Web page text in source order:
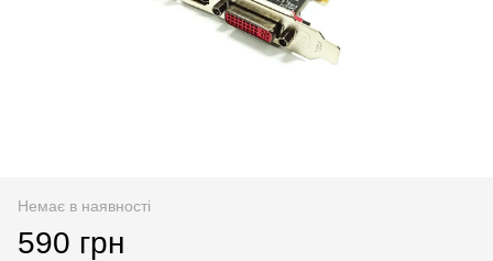
Немає в наявності
590 грн